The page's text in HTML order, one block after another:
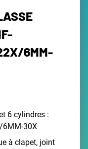
6MM-
6 cylindres :
6MM-30X
à clapet, joint